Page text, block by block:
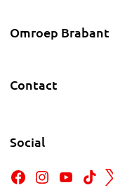
Omroep Brabant
Contact
Social